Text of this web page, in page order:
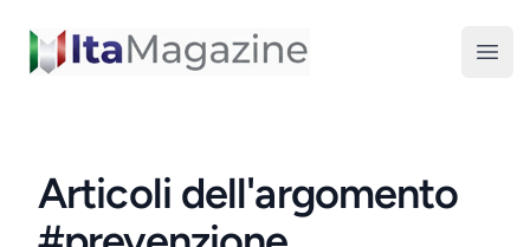
ItaMagazine
Articoli dell'argomento